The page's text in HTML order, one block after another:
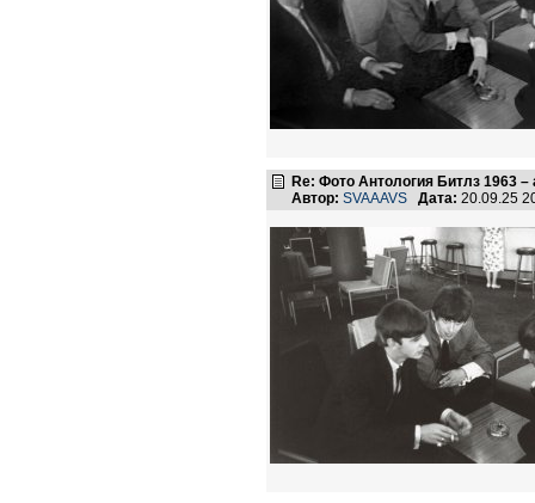
Re: Фото Антология Битлз 1963 –
Автор: SVAAAVS Дата: 20.09.25